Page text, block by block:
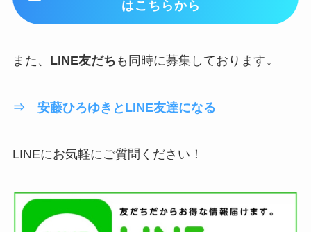
はこちらから
また、 LINE友だち も同時に募集しております↓
⇒ 安藤ひろゆきとLINE友達になる
LINEにお気軽にご質問ください！